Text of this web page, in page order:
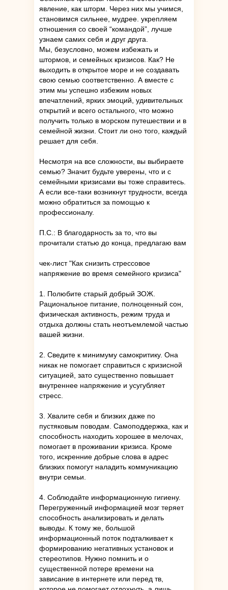
явление, как шторм. Через них мы учимся,
становимся сильнее, мудрее. укрепляем
отношения со своей “командой”, лучше
узнаем самих себя и друг друга.
Мы, безусловно, можем избежать и
штормов, и семейных кризисов. Как? Не
выходить в открытое море и не создавать
свою семью соответственно. А вместе с
этим мы успешно избежим новых
впечатлений, ярких эмоций, удивительных
открытий и всего остального, что можно
получить только в морском путешествии и в
семейной жизни. Стоит ли оно того, каждый
решает для себя.
Несмотря на все сложности, вы выбираете
семью? Значит будьте уверены, что и с
семейными кризисами вы тоже справитесь.
А если все-таки возникнут трудности, всегда
можно обратиться за помощью к
профессионалу.
П.С.: В благодарность за то, что вы
прочитали статью до конца, предлагаю вам
чек-лист "Как снизить стрессовое
напряжение во время семейного кризиса"
1. Полюбите старый добрый ЗОЖ.
Рациональное питание, полноценный сон,
физическая активность, режим труда и
отдыха должны стать неотъемлемой частью
вашей жизни.
2. Сведите к минимуму самокритику. Она
никак не помогает справиться с кризисной
ситуацией, зато существенно повышает
внутреннее напряжение и усугубляет
стресс.
3. Хвалите себя и близких даже по
пустяковым поводам. Самоподдержка, как и
способность находить хорошее в мелочах,
помогает в проживании кризиса. Кроме
того, искренние добрые слова в адрес
близких помогут наладить коммуникацию
внутри семьи.
4. Соблюдайте информационную гигиену.
Перегруженный информацией мозг теряет
способность анализировать и делать
выводы. К тому же, большой
информационный поток подталкивает к
формированию негативных установок и
стереотипов. Нужно помнить и о
существенной потере времени на
зависание в интернете или перед тв,